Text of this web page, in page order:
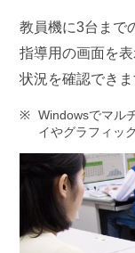
教員機に3台まで
指導用の画面を
状況を確認できま
Windowsでマル
イやグラフィッ